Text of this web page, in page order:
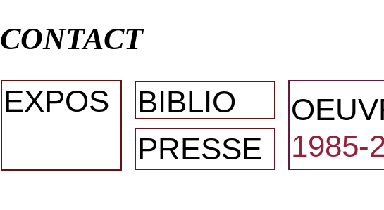
CONTACT
1985-
EXPOS
BIBLIO
PRESSE